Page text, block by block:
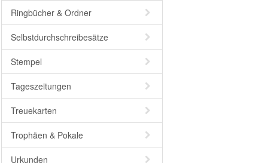
Ringbücher & Ordner
Selbstdurchschreibesätze
Stempel
Tageszeitungen
Treuekarten
Trophäen & Pokale
Urkunden